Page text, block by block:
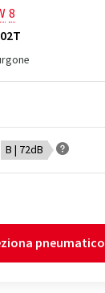
8
B | 72dB
pneumatico